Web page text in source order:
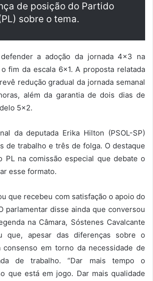
de posição do Partido
sobre o tema.
a adoção da jornada 4×3 na
fim da escala 6×1. A proposta relatada
redução gradual da jornada semanal
além da garantia de dois dias de
5×2.
da deputada Erika Hilton (PSOL-SP)
de trabalho e três de folga. O destaque
PL na comissão especial que debate o
esse formato.
que recebeu com satisfação o apoio do
parlamentar disse ainda que conversou
na Câmara, Sóstenes Cavalcante
que, apesar das diferenças sobre o
consenso em torno da necessidade de
de trabalho. “Dar mais tempo o
que está em jogo. Dar mais qualidade